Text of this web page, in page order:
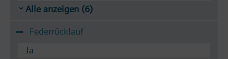
Alle anzeigen (6)
Federrücklauf
Ja